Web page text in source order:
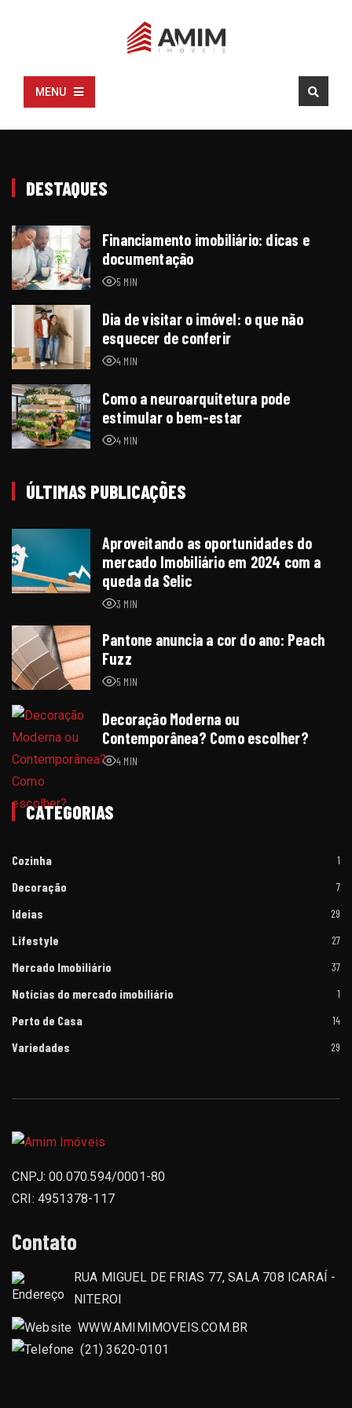
MENU
DESTAQUES
Financiamento imobiliário: dicas e
documentação
5 MIN
Dia de visitar o imóvel: o que não
esquecer de conferir
4 MIN
Como a neuroarquitetura pode
estimular o bem-estar
4 MIN
ÚLTIMAS PUBLICAÇÕES
Aproveitando as oportunidades do
mercado Imobiliário em 2024 com a
queda da Selic
3 MIN
Pantone anuncia a cor do ano: Peach
Fuzz
5 MIN
Decoração Moderna ou
Contemporânea? Como escolher?
4 MIN
CATEGORIAS
Cozinha 1
Decoração 7
Ideias 29
Lifestyle 27
Mercado Imobiliário 37
Notícias do mercado imobiliário 1
Perto de Casa 14
Variedades 29
CNPJ: 00.070.594/0001-80
CRI: 4951378-117
Contato
RUA MIGUEL DE FRIAS 77, SALA 708 ICARAÍ -
NITEROI
WWW.AMIMIMOVEIS.COM.BR
(21) 3620-0101